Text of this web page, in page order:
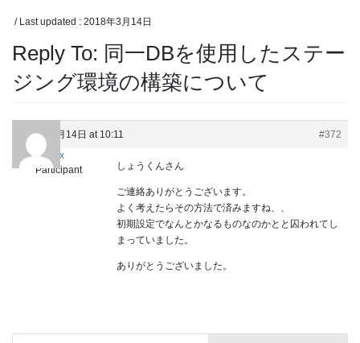
/ Last updated : 2018年3月14日
Reply To: 同一DBを使用したステー
ジング環境の構築について
2018年3月14日 at 10:11
#372
ronix
Participant
しょうくんさん
ご連絡ありがとうございます。
よく考えたらその方法で済みますね、、
初期設定でなんとかなるものなのかとと囚われてし
まっていました。
ありがとうございました。